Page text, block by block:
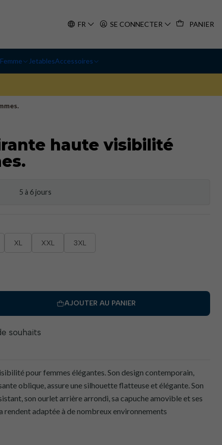
FR SE CONNECTER PANIER
Femme JetablesAccessoires
haute visibilité
5 à 6 jours
XL XXL 3XL
AJOUTER AU PANIER
souhaits
pour femmes élégantes. Son design contemporain,
oblique, assure une silhouette flatteuse et élégante. Son
son ourlet arrière arrondi, sa capuche amovible et ses
rendent adaptée à de nombreux environnements